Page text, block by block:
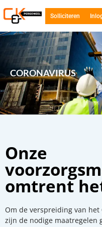
Solliciteren
CORONAVIRUS
Onze
omtrent
Om de verspreiding van
zijn de nodige maatregelen